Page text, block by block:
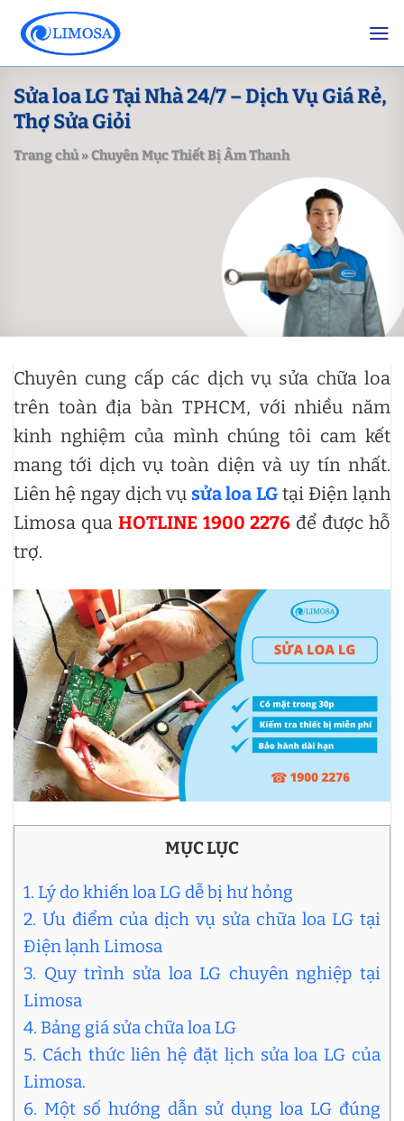
content
Sửa loa LG Tại Nhà 24/7 – Dịch Vụ Giá Rẻ,
Thợ Sửa Giỏi
Trang chủ»Chuyên Mục Thiết Bị Âm Thanh
Chuyên cung cấp các dịch vụ sửa chữa loa
trên toàn địa bàn TPHCM, với nhiều năm
kinh nghiệm của mình chúng tôi cam kết
mang tới dịch vụ toàn diện và uy tín nhất.
Liên hệ ngay dịch vụ sửa loa LG tại Điện lạnh
Limosa qua HOTLINE 1900 2276 để được hỗ
trợ.
MỤC LỤC
1. Lý do khiến loa LG dễ bị hư hỏng
2. Ưu điểm của dịch vụ sửa chữa loa LG tại
Điện lạnh Limosa
3. Quy trình sửa loa LG chuyên nghiệp tại
Limosa
4. Bảng giá sửa chữa loa LG
5. Cách thức liên hệ đặt lịch sửa loa LG của
Limosa.
6. Một số hướng dẫn sử dụng loa LG đúng